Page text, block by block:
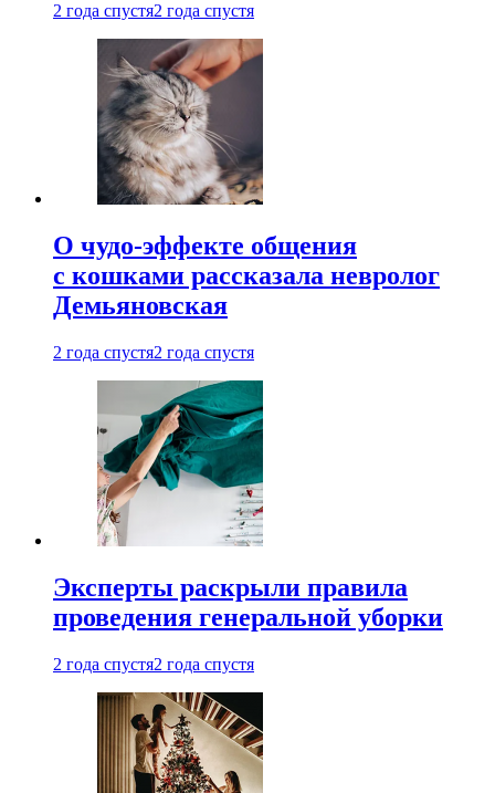
2 года спустя2 года спустя
О чудо-эффекте общения
с кошками рассказала невролог
Демьяновская
2 года спустя2 года спустя
Эксперты раскрыли правила
проведения генеральной уборки
2 года спустя2 года спустя